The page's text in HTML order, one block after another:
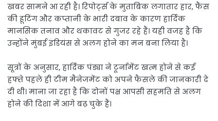
खबर सामने आ रही है। रिपोर्ट्स के मुताबिक लगातार हार, फैंस
की हूटिंग और कप्तानी के भारी दबाव के कारण हार्दिक
मानसिक तनाव और थकावट से गुजर रहे हैं। यही वजह है कि
उन्होंने मुंबई इंडियंस से अलग होने का मन बना लिया है।
सूत्रों के अनुसार, हार्दिक पंड्या ने टूर्नामेंट खत्म होने से कई
हफ्ते पहले ही टीम मैनेजमेंट को अपने फैसले की जानकारी दे
दी थी। माना जा रहा है कि दोनों पक्ष आपसी सहमति से अलग
होने की दिशा में आगे बढ़ चुके हैं।